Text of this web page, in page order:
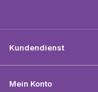
Kundendienst
Mein Konto